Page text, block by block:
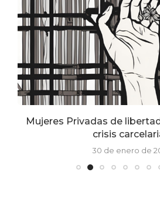
Mujeres Privadas de
crisis
30 de enero de